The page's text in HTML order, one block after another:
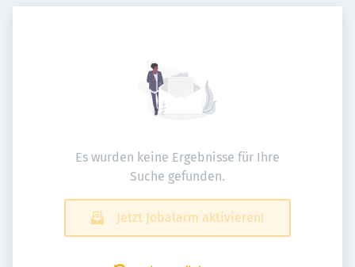
Es wurden keine Ergebnisse für Ihre
Suche gefunden.
Jetzt Jobalarm aktivieren!